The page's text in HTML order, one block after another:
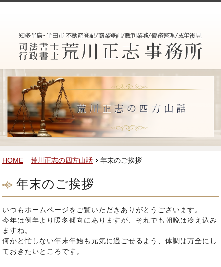
HOME 荒川正志の四方山話 年末のご挨拶
年末のご挨拶
いつもホームページをご覧いただきありがとうございます。
今年は例年より暖冬傾向にありますが、それでも朝晩は冷え込み
ますね。
何かと忙しない年末年始も元気に過ごせるよう、体調は万全にし
ておきたいところです。